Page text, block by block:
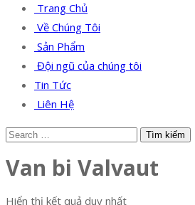
Trang Chủ
Về Chúng Tôi
Sản Phẩm
Đội ngũ của chúng tôi
Tin Tức
Liên Hệ
Van bi Valvaut
Hiển thị kết quả duy nhất